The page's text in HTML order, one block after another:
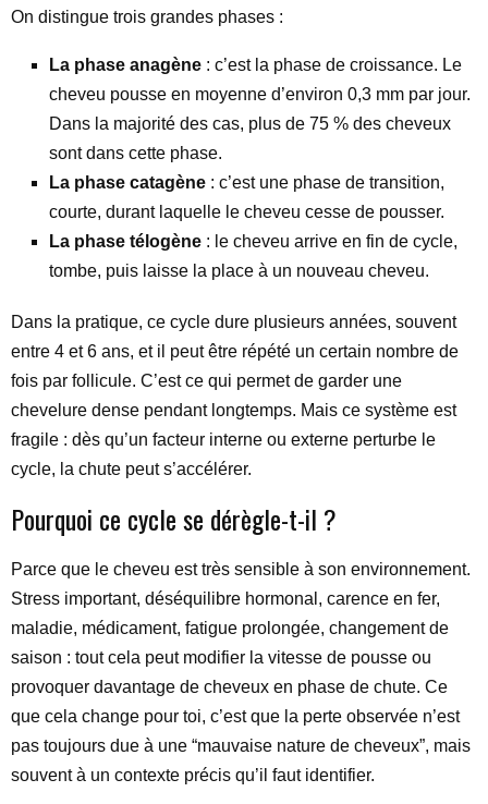
On distingue trois grandes phases :
La phase anagène : c’est la phase de croissance. Le
cheveu pousse en moyenne d’environ 0,3 mm par jour.
Dans la majorité des cas, plus de 75 % des cheveux
sont dans cette phase.
La phase catagène : c’est une phase de transition,
courte, durant laquelle le cheveu cesse de pousser.
La phase télogène : le cheveu arrive en fin de cycle,
tombe, puis laisse la place à un nouveau cheveu.
Dans la pratique, ce cycle dure plusieurs années, souvent
entre 4 et 6 ans, et il peut être répété un certain nombre de
fois par follicule. C’est ce qui permet de garder une
chevelure dense pendant longtemps. Mais ce système est
fragile : dès qu’un facteur interne ou externe perturbe le
cycle, la chute peut s’accélérer.
Pourquoi ce cycle se dérègle-t-il ?
Parce que le cheveu est très sensible à son environnement.
Stress important, déséquilibre hormonal, carence en fer,
maladie, médicament, fatigue prolongée, changement de
saison : tout cela peut modifier la vitesse de pousse ou
provoquer davantage de cheveux en phase de chute. Ce
que cela change pour toi, c’est que la perte observée n’est
pas toujours due à une “mauvaise nature de cheveux”, mais
souvent à un contexte précis qu’il faut identifier.